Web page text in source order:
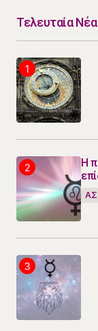
Τελευταία Νέα
Η